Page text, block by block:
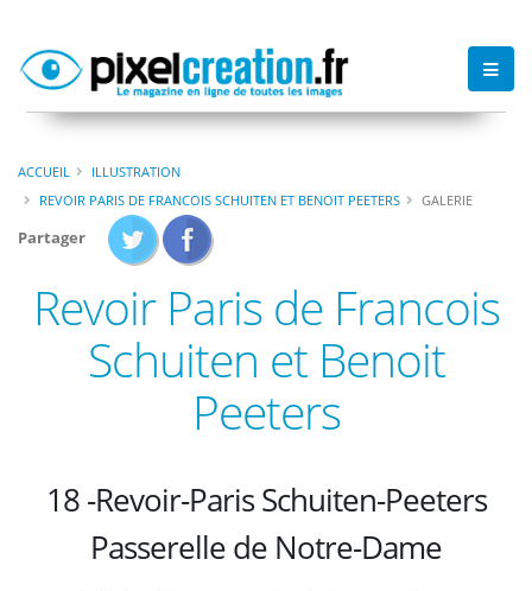
ACCUEIL
ILLUSTRATION
REVOIR PARIS DE FRANCOIS SCHUITEN ET BENOIT PEETERS
GALERIE
Partager
Revoir Paris de Francois
Schuiten et Benoit
Peeters
18 -Revoir-Paris Schuiten-Peeters
Passerelle de Notre-Dame